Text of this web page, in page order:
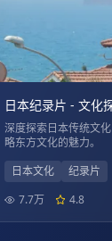
日本纪录片 - 文化
深度探索日本传统文
略东方文化的魅力。
日本文化
纪录片
7.7万
4.8